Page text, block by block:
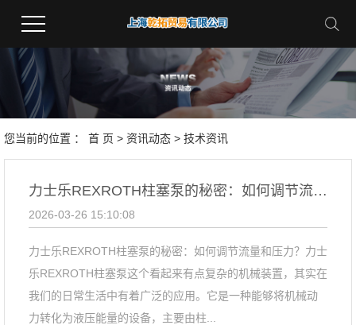
您当前的位置 ： 首 页 > 资讯动态 > 技术资讯
力士乐REXROTH柱塞泵的秘密：如何调节流量和压力？
2026-03-26 15:10:08
力士乐REXROTH柱塞泵的秘密：如何调节流量和压力？力士
乐REXROTH柱塞泵这个看起来有点复杂的机械装置，其实在
我们的日常生活中有着广泛的应用。它是一种能够将机械动
力转化为液压能量的设备，主要由柱...